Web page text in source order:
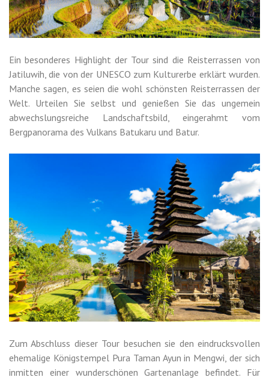
Ein besonderes Highlight der Tour sind die Reisterrassen von
Jatiluwih, die von der UNESCO zum Kulturerbe erklärt wurden.
Manche sagen, es seien die wohl schönsten Reisterrassen der
Welt. Urteilen Sie selbst und genießen Sie das ungemein
abwechslungsreiche Landschaftsbild, eingerahmt vom
Bergpanorama des Vulkans Batukaru und Batur.
Zum Abschluss dieser Tour besuchen sie den eindrucksvollen
ehemalige Königstempel Pura Taman Ayun in Mengwi, der sich
inmitten einer wunderschönen Gartenanlage befindet. Für